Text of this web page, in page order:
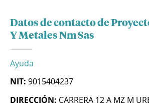
Datos de contacto de
Y Metales Nm Sas
Ayuda
NIT: 9015404237
DIRECCIÓN: CARRERA 12 A MZ M